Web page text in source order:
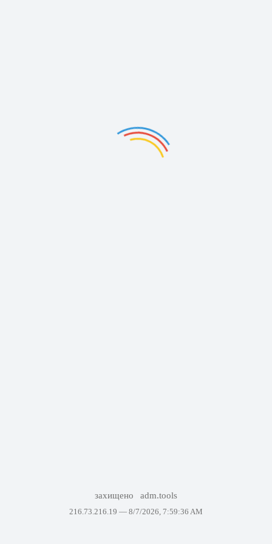
захищено adm.tools
216.73.216.19 — 8/7/2026, 7:59:36 AM